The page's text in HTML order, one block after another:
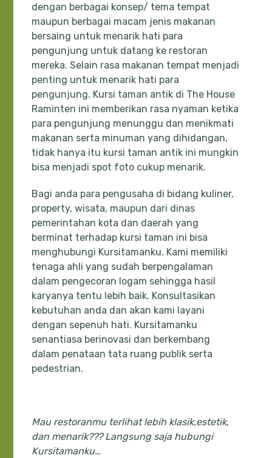
dengan berbagai konsep/ tema tempat
maupun berbagai macam jenis makanan
bersaing untuk menarik hati para
pengunjung untuk datang ke restoran
mereka. Selain rasa makanan tempat menjadi
penting untuk menarik hati para
pengunjung. Kursi taman antik di The House
Raminten ini memberikan rasa nyaman ketika
para pengunjung menunggu dan menikmati
makanan serta minuman yang dihidangan,
tidak hanya itu kursi taman antik ini mungkin
bisa menjadi spot foto cukup menarik.
Bagi anda para pengusaha di bidang kuliner,
property, wisata, maupun dari dinas
pemerintahan kota dan daerah yang
berminat terhadap kursi taman ini bisa
menghubungi Kursitamanku. Kami memiliki
tenaga ahli yang sudah berpengalaman
dalam pengecoran logam sehingga hasil
karyanya tentu lebih baik. Konsultasikan
kebutuhan anda dan akan kami layani
dengan sepenuh hati. Kursitamanku
senantiasa berinovasi dan berkembang
dalam penataan tata ruang publik serta
pedestrian.
Mau restoranmu terlihat lebih klasik,estetik,
dan menarik??? Langsung saja hubungi
Kursitamanku…